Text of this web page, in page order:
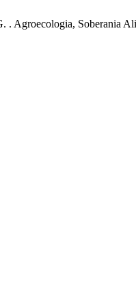
. Agroecologia, Soberania